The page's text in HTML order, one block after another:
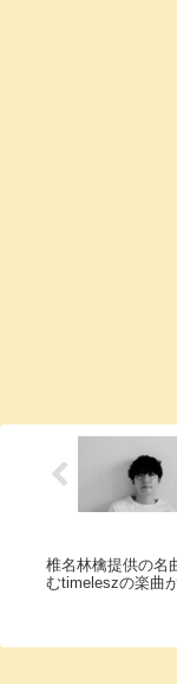
椎名林檎提供の名
むtimeleszの楽曲